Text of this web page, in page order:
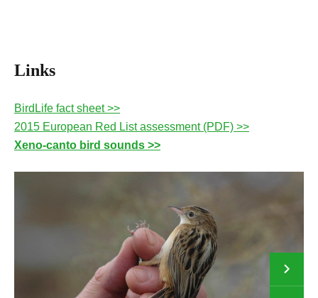
Links
BirdLife fact sheet >>
2015 European Red List assessment (PDF) >>
Xeno-canto bird sounds >>